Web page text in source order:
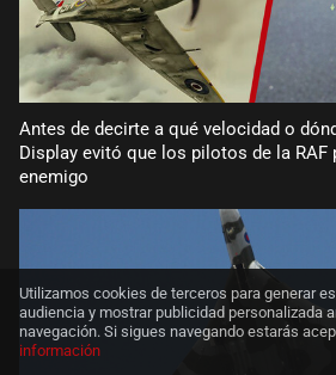
Antes de decirte a qué velocidad o
Display evitó que los pilotos de la RAF
enemigo
Utilizamos cookies de terceros para generar
audiencia y mostrar publicidad personalizada
navegación. Si sigues navegando estarás
información